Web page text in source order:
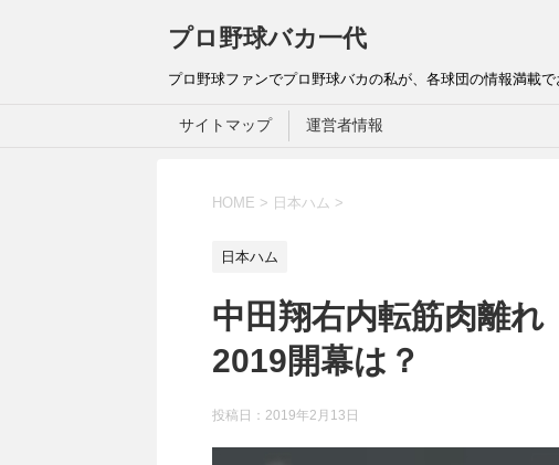
プロ野球バカ一代
プロ野球ファンでプロ野球バカの私が、各球団の情報満載で
サイトマップ 運営者情報
HOME > 日本ハム >
日本ハム
中田翔右内転筋肉離れ
2019開幕は？
投稿日： 2019年2月13日